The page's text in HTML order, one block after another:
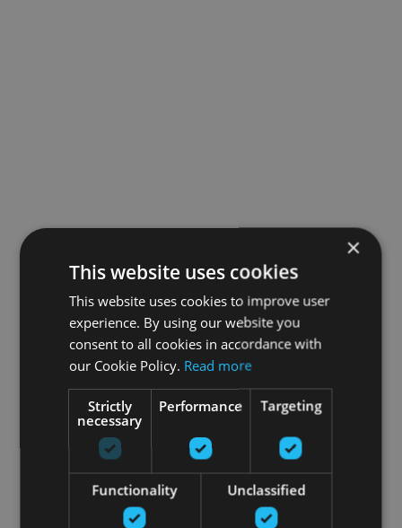
×
This website uses cookies
This website uses cookies to improve user
experience. By using our website you
consent to all cookies in accordance with
our Cookie Policy. Read more
Strictly
necessary
Performance Targeting
Functionality Unclassified